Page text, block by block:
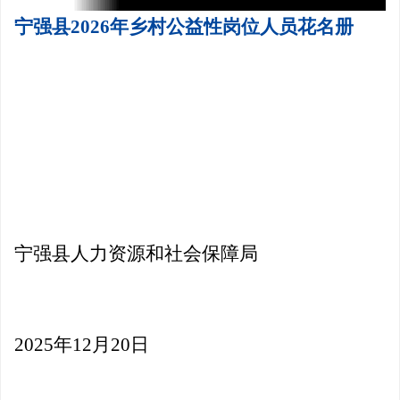
宁强县2026年乡村公益性岗位人员花名册
宁强县人力资源和社会保障局
2025年12月20日